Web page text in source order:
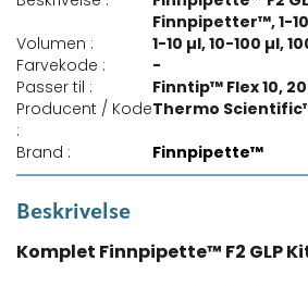
Finnpipetter™, 1-
Volumen :
1-10 µl, 10-100 µl,
Farvekode :
-
Passer til :
Finntip™ Flex 10,
Producent / Kode
:
Thermo
Brand :
Finnpipette™
Beskrivelse
Komplet Finnpipette™ F2 GLP